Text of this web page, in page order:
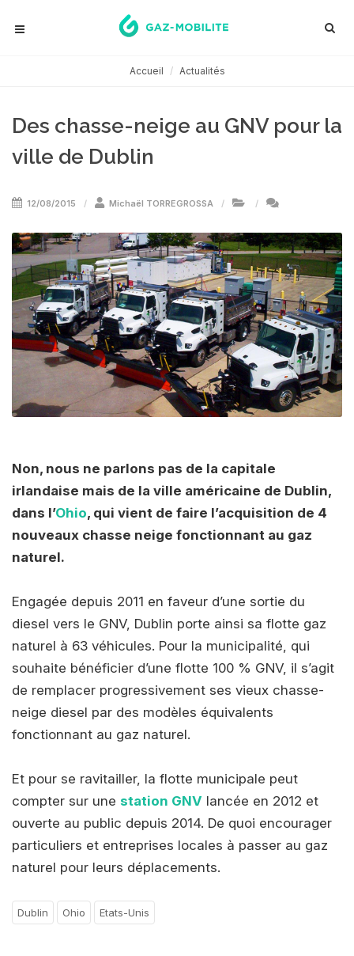
Accueil Actualités
Des chasse-neige au GNV pour la
ville de Dublin
12/08/2015 Michaël TORREGROSSA
Non, nous ne parlons pas de la capitale
irlandaise mais de la ville américaine de Dublin,
dans l’Ohio, qui vient de faire l’acquisition de 4
nouveaux chasse neige fonctionnant au gaz
naturel.
Engagée depuis 2011 en faveur d’une sortie du
diesel vers le GNV, Dublin porte ainsi sa flotte gaz
naturel à 63 véhicules. Pour la municipalité, qui
souhaite bénéficier d’une flotte 100 % GNV, il s’agit
de remplacer progressivement ses vieux chasse-
neige diesel par des modèles équivalents
fonctionnant au gaz naturel.
Et pour se ravitailler, la flotte municipale peut
compter sur une station GNV lancée en 2012 et
ouverte au public depuis 2014. De quoi encourager
particuliers et entreprises locales à passer au gaz
naturel pour leurs déplacements.
Dublin Ohio Etats-Unis